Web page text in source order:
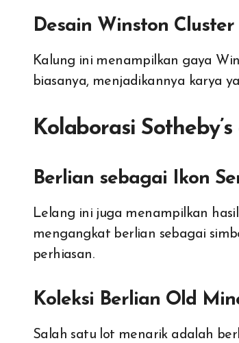
Desain Winston
Kalung ini menampilkan gaya
biasanya, menjadikannya karya
Kolaborasi
Berlian sebagai Ikon
Lelang ini juga menampilkan
mengangkat berlian sebagai
perhiasan.
Koleksi Berlian Old
Salah satu lot menarik adalah